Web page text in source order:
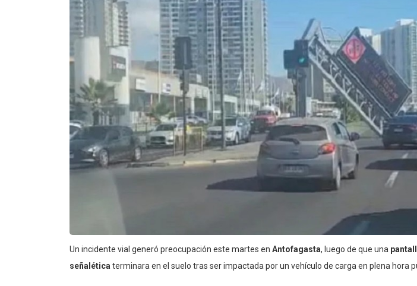
Un incidente vial generó preocupación este martes en Antofagasta, luego de que una
señalética terminara en el suelo tras ser impactada por un vehículo de carga en plena hora